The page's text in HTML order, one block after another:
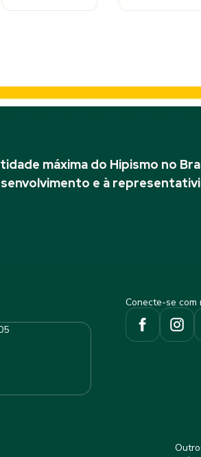
máxima do Hipismo no
e à
Conecte-se com